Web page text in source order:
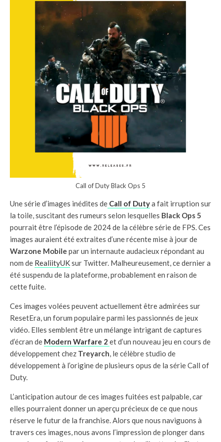
Call of Duty Black Ops 5
Une série d’images inédites de Call of Dutya fait irruption sur
la toile, suscitant des rumeurs selon lesquelles Black Ops 5
pourrait être l’épisode de 2024 de la célèbre série de FPS. Ces
images auraient été extraites d’une récente mise à jour de
Warzone Mobile par un internaute audacieux répondant au
nom de RealiityUKsur Twitter. Malheureusement, ce dernier a
été suspendu de la plateforme, probablement en raison de
cette fuite.
Ces images volées peuvent actuellement être admirées sur
ResetEra, un forum populaire parmi les passionnés de jeux
vidéo. Elles semblent être un mélange intrigant de captures
d’écran de Modern Warfare 2 et d’un nouveau jeu en cours de
développement chez Treyarch, le célèbre studio de
développement à l’origine de plusieurs opus de la série Call of
Duty.
L’anticipation autour de ces images fuitées est palpable, car
elles pourraient donner un aperçu précieux de ce que nous
réserve le futur de la franchise. Alors que nous naviguons à
travers ces images, nous avons l’impression de plonger dans